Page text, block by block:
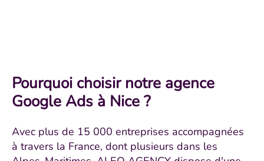
Pourquoi choisir notre agence
Google Ads à Nice ?
Avec plus de 15 000 entreprises accompagnées
à travers la France, dont plusieurs dans les